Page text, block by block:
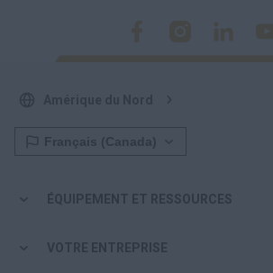
ÉQUIPEMENT ET RESSOURCES
VOTRE ENTREPRISE